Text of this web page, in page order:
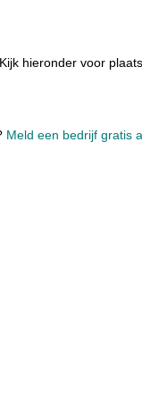
hieronder voor
Meld een bedrijf gratis